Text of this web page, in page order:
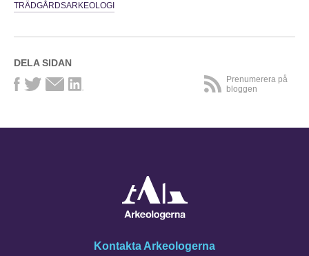
TRÄDGÅRDSARKEOLOGI
DELA SIDAN
Prenumerera på
bloggen
Kontakta Arkeologerna